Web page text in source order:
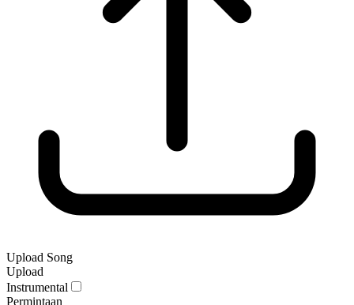
Upload Song
Upload
Instrumental
Permintaan